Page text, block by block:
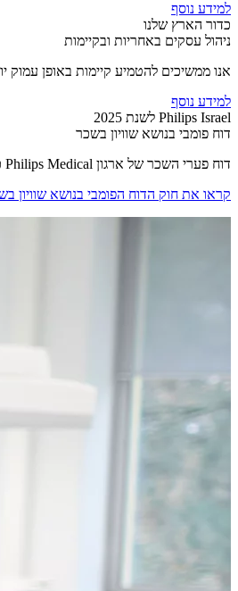
למידע נוסף
כדור הארץ שלנו
ניהול עסקים באחריות ובקיימות
אנו ממשיכים להטמיע קיימות באופן
למידע נוסף
Philips Israel לשנת 2025
דוח פומבי בנושא שוויון בשכר
דוח פערי השכר של ארגון Philips Medical כולל התייחסות לכלל העובדים שהועסקו ב-Philips Medical במהלך שנת 2025.
קראו את חוק הדוח הפומבי בנושא שוויון